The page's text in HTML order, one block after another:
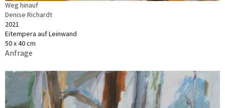
Weg hinauf
Denise Richardt
2021
Eitempera auf Leinwand
50 x 40 cm
Anfrage